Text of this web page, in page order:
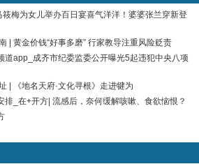
梅为女儿举办百日宴喜气洋洋！婆婆张兰穿新登
| 黄金价钱“好事多磨” 行家教导注重风险贬责
道app_成齐市纪委监委公开曝光5起违犯中央八项
| 《地名天府·文化寻根》走进犍为
排_在+开方| 流感后，奈何缓解咳嗽、食欲恼恨？